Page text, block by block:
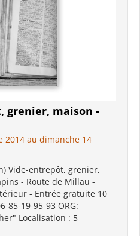
grenier, maison -
2014 au dimanche 14
Vide-entrepôt, grenier,
- Route de Millau -
- Entrée gratuite 10
85-19-95-93 ORG:
Localisation : 5